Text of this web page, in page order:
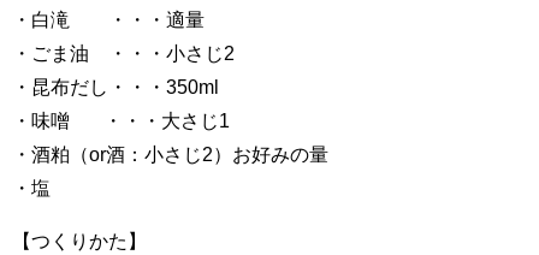
・白滝 ・・・適量
・ごま油 ・・・小さじ2
・昆布だし・・・350ml
・味噌 ・・・大さじ1
・酒粕（or酒：小さじ2）お好みの量
・塩
【つくりかた】